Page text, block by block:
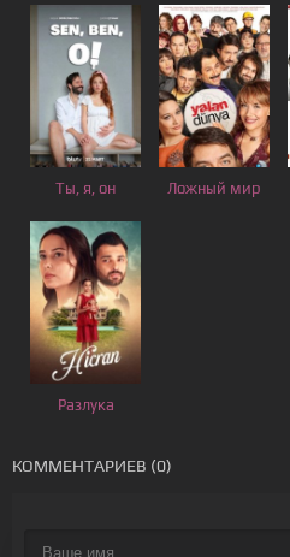
Ты, я, он Ложный мир
Разлука
КОММЕНТАРИЕВ (0)